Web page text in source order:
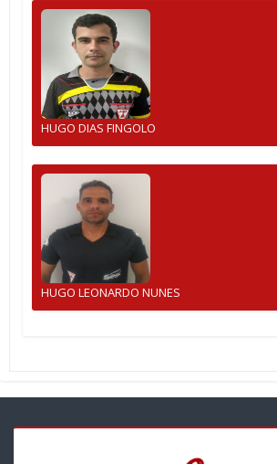
HUGO DIAS FINGOLO
HUGO LEONARDO NUNES